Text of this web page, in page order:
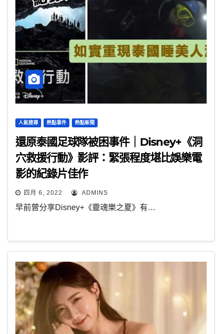
人氣搜尋 熱點事件 熱點新聞
還原泰國足球隊被困事件｜Disney+《洞
穴救援行動》影評：緊張程度堪比娛樂電
影的紀錄片佳作
四月 6, 2022 ADMINS
早前曾分享Disney+《靈魂樂之夏》有…